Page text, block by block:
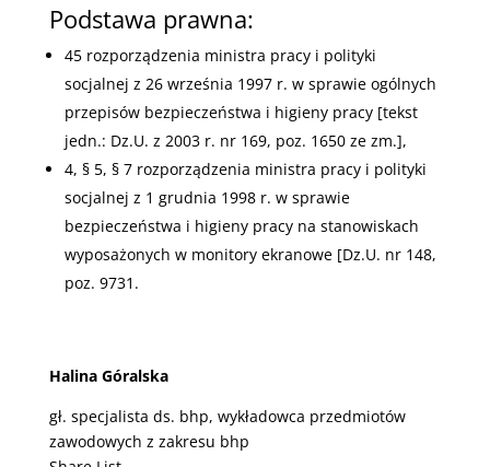
Podstawa prawna:
45 rozporządzenia ministra pracy i polityki
socjalnej z 26 września 1997 r. w sprawie ogólnych
przepisów bezpieczeństwa i higieny pracy [tekst
jedn.: Dz.U. z 2003 r. nr 169, poz. 1650 ze zm.],
4, § 5, § 7 rozporządzenia ministra pracy i polityki
socjalnej z 1 grudnia 1998 r. w sprawie
bezpieczeństwa i higieny pracy na stanowiskach
wyposażonych w monitory ekranowe [Dz.U. nr 148,
poz. 9731.
Halina Góralska
gł. specjalista ds. bhp, wykładowca przedmiotów
zawodowych z zakresu bhp